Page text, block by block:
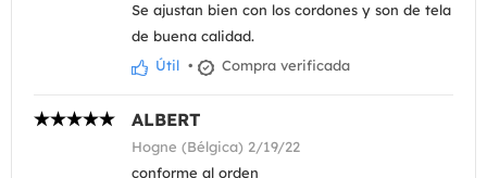
Se ajustan bien con los cordones y son de tela
de buena calidad.
Útil • Compra verificada
ALBERT
Hogne (Bélgica) 2/19/22
conforme al orden